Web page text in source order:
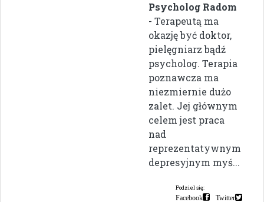
Psycholog Radom
- Terapeutą ma
okazję być doktor,
pielęgniarz bądź
psycholog. Terapia
poznawcza ma
niezmiernie dużo
zalet. Jej głównym
celem jest praca
nad
reprezentatywnym
depresyjnym myś...
Podziel się:
Facebook
Twitter